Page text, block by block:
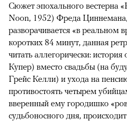
Сюжет эпохального вестерна
Noon, 1952) Фреда Циннемана,
разворачивается «в реальном
коротких 84 минут, данная
читать аллегорически:
Купер) вместо свадьбы (на
Грейс Келли) и ухода на
противостоять четырем
вверенный ему городишко
судьбоносного дня,